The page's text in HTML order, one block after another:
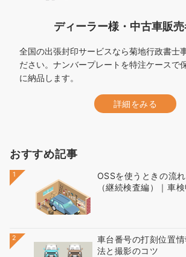
ディーラー様・中古車販
全国の出張封印サービスなら菊地行政書士
ださい。ナンバープレートを特注ケースで
に納品します。
詳細をみる
おすすめ記事
1
OSSを使うときの流
（継続検査編）｜車
2
車台番号の打刻位置
法と撮影のコツ